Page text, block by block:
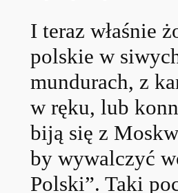
I teraz właśnie
polskie w
mundurach, z
w ręku, lub
biją się z
by wywalczyć
Polski”. Taki